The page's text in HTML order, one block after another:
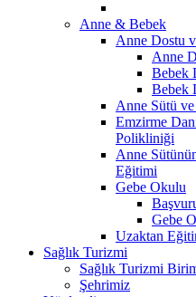
Anne & Bebek
Anne Dostu
Anne
Bebek
Bebek
Anne Sütü
Emzirme
Polikliniği
Anne
Eğitimi
Gebe Okulu
Gebe
Uzaktan
Sağlık Turizmi
Sağlık Turizmi
Şehrimiz